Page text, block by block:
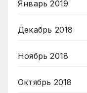
Январь 2019
Декабрь 2018
Ноябрь 2018
Октябрь 2018